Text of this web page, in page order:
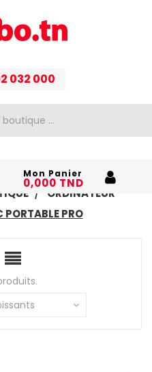
032 000
Mon Panier
0,000 TND
ORDINATEUR
PORTABLE PRO